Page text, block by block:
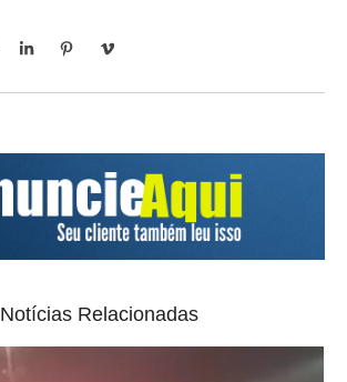
Notícias Relacionadas